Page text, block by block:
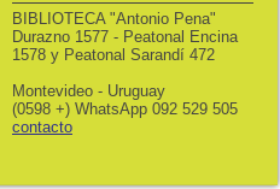
BIBLIOTECA "Antonio Pena"
Durazno 1577 - Peatonal Encina
1578 y Peatonal Sarandí 472
Montevideo - Uruguay
(0598 +) WhatsApp 092 529 505
contacto